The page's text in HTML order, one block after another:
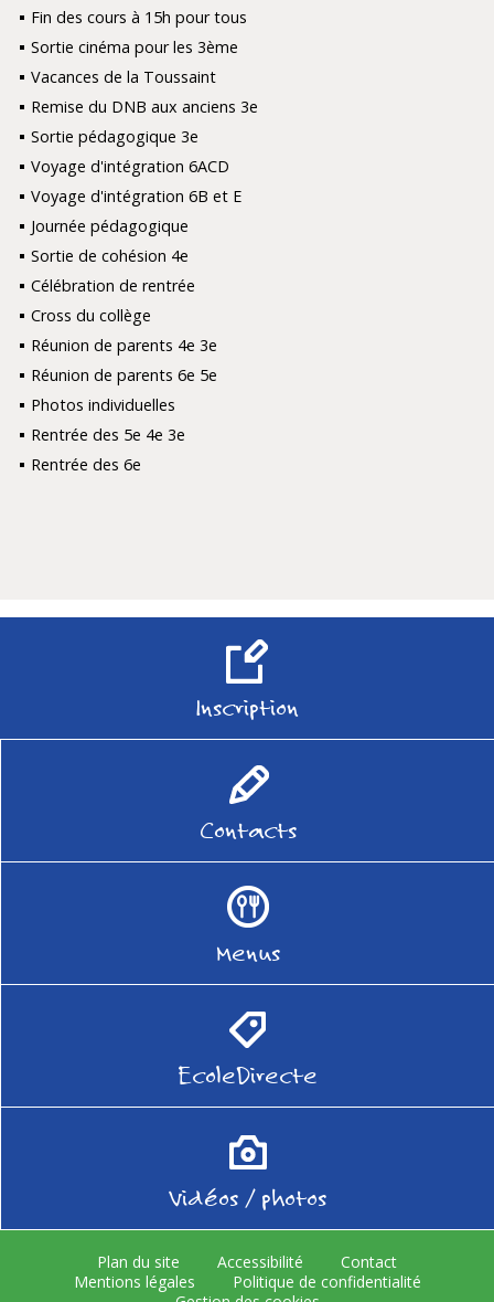
Fin des cours à 15h pour tous
Sortie cinéma pour les 3ème
Vacances de la Toussaint
Remise du DNB aux anciens 3e
Sortie pédagogique 3e
Voyage d'intégration 6ACD
Voyage d'intégration 6B et E
Journée pédagogique
Sortie de cohésion 4e
Célébration de rentrée
Cross du collège
Réunion de parents 4e 3e
Réunion de parents 6e 5e
Photos individuelles
Rentrée des 5e 4e 3e
Rentrée des 6e
Inscription
Contacts
Menus
EcoleDirecte
Vidéos / photos
Plan du site Accessibilité
Contact
Mentions légales
Politique de confidentialité